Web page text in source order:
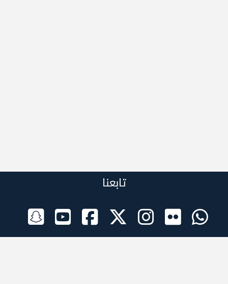
تابعنا